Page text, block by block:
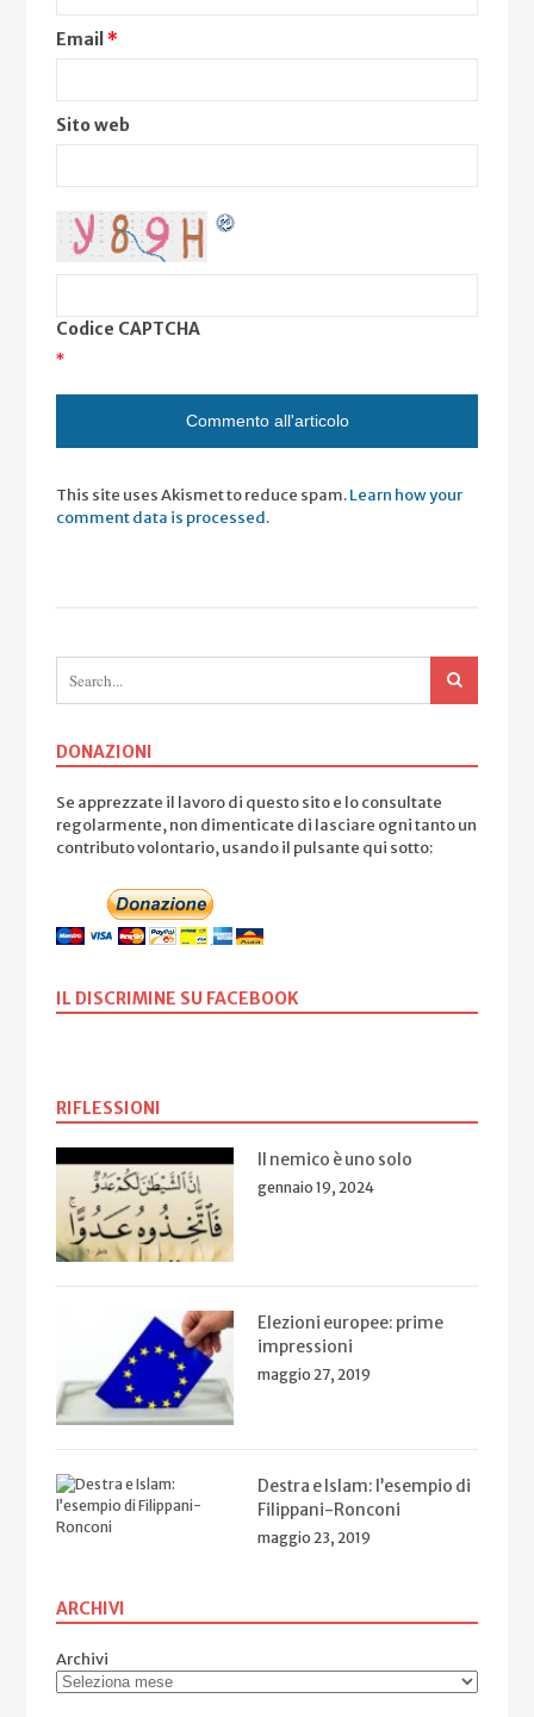
Email*
Sito web
Codice CAPTCHA
*
This site uses Akismet to reduce spam.Learn how your
comment data is processed.
DONAZIONI
Se apprezzate il lavoro di questo sito e lo consultate
regolarmente, non dimenticate di lasciare ogni tanto un
contributo volontario, usando il pulsante qui sotto:
IL DISCRIMINE SU FACEBOOK
RIFLESSIONI
Il nemico è uno solo
gennaio 19, 2024
Elezioni europee: prime
impressioni
maggio 27, 2019
Destra e Islam: l’esempio di
Filippani-Ronconi
maggio 23, 2019
ARCHIVI
Archivi